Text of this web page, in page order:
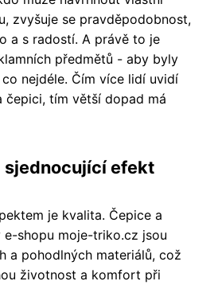
zvyšuje se pravděpodobnost,
a s radostí. A právě to je
předmětů - aby byly
nejdéle. Čím více lidí uvidí
čepici, tím větší dopad má
sjednocující efekt
je kvalita. Čepice a
shopu moje-triko.cz jsou
a pohodlných materiálů, což
životnost a komfort při